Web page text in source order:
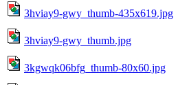
3hviay9-gwy_thumb-435x619.jpg
3hviay9-gwy_thumb.jpg
3kgwqk06bfg_thumb-80x60.jpg